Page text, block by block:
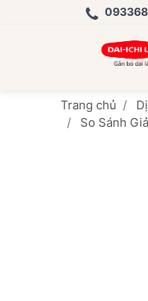
Trang chủ
So Sánh